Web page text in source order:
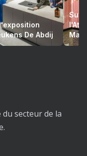
De Abdij
secteur de la